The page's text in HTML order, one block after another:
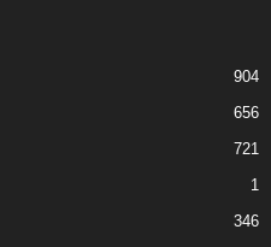
904
656
721
1
346